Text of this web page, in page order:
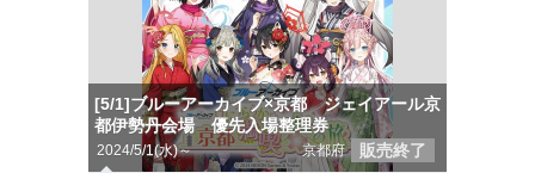
[5/1]ブルーアーカイブ×京都 ジェイアール京
都伊勢丹会場 優先入場整理券
2024/5/1(水)～ 京都府 販売終了